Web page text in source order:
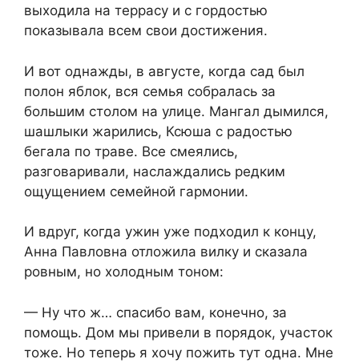
выходила на террасу и с гордостью
показывала всем свои достижения.
И вот однажды, в августе, когда сад был
полон яблок, вся семья собралась за
большим столом на улице. Мангал дымился,
шашлыки жарились, Ксюша с радостью
бегала по траве. Все смеялись,
разговаривали, наслаждались редким
ощущением семейной гармонии.
И вдруг, когда ужин уже подходил к концу,
Анна Павловна отложила вилку и сказала
ровным, но холодным тоном:
— Ну что ж… спасибо вам, конечно, за
помощь. Дом мы привели в порядок, участок
тоже. Но теперь я хочу пожить тут одна. Мне